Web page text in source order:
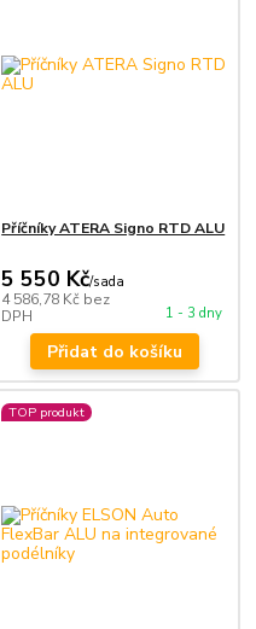
Příčníky ATERA Signo RTD ALU
5 550 Kč/sada
4 586,78 Kč bez
DPH
1 - 3 dny
Přidat do košíku
TOP produkt